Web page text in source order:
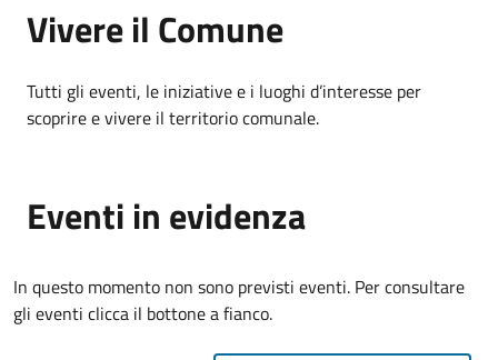
Vivere il Comune
Tutti gli eventi, le iniziative e i luoghi d’interesse per
scoprire e vivere il territorio comunale.
Eventi in evidenza
In questo momento non sono previsti eventi. Per consultare
gli eventi clicca il bottone a fianco.